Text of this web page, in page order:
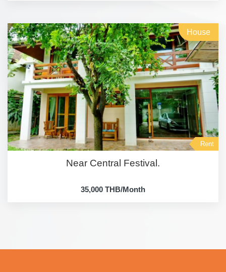
House
Rent
Near Central Festival.
35,000 THB/Month